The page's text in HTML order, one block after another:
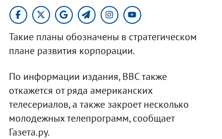
Такие планы обозначены в стратегическом
плане развития корпорации.
По информации издания, ВВС также
откажется от ряда американских
телесериалов, а также закроет несколько
молодежных телепрограмм, сообщает
Газета.ру.